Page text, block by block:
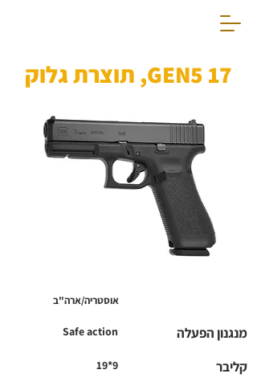
17 GEN5, תוצרת גלוק
אוסטריה/ארה"ב
Safe action
19*9
מנגנון הפעלה
קליבר